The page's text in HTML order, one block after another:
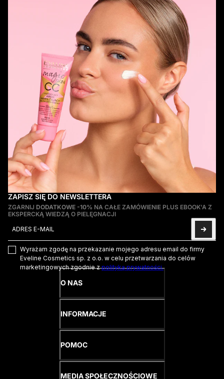
ZAPISZ SIĘ DO NEWSLETTERA
ZGARNIJ DODATKOWE -10% NA CAŁE ZAMÓWIENIE PLUS EBOOK'A Z
EKSPERCKĄ WIEDZĄ O PIELĘGNACJI
Wyrażam zgodę na przekazanie mojego adresu email do firmy
Eveline Cosmetics sp. z o.o. w celu przetwarzania do celów
marketingowych zgodnie zpolityką prywatności.
Ta strona jest chroniona przez hCaptcha i obowiązują na niej
O NAS
INFORMACJE
POMOC
MEDIA SPOŁECZNOŚCIOWE